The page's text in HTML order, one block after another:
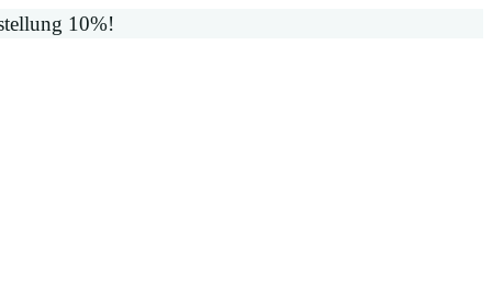
10%!